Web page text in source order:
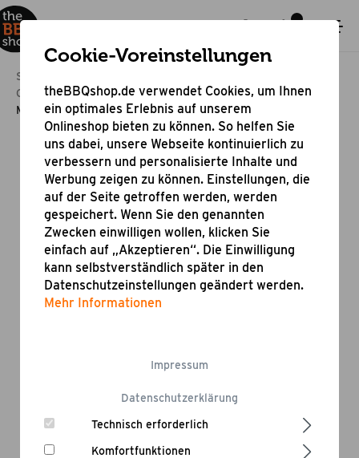
Startseite
Online Shop Grill Aktion
Messfühler für Grillthermometer TBS1 rot/lila
Cookie-Voreinstellungen
theBBQshop.de verwendet Cookies, um Ihnen
ein optimales Erlebnis auf unserem
Onlineshop bieten zu können. So helfen Sie
uns dabei, unsere Webseite kontinuierlich zu
verbessern und personalisierte Inhalte und
Werbung zeigen zu können. Einstellungen, die
auf der Seite getroffen werden, werden
gespeichert. Wenn Sie den genannten
Zwecken einwilligen wollen, klicken Sie
einfach auf „Akzeptieren“. Die Einwilligung
kann selbstverständlich später in den
Datenschutzeinstellungen geändert werden.
Mehr Informationen
Datenschutzerklärung
Impressum
Technisch erforderlich
Komfortfunktionen